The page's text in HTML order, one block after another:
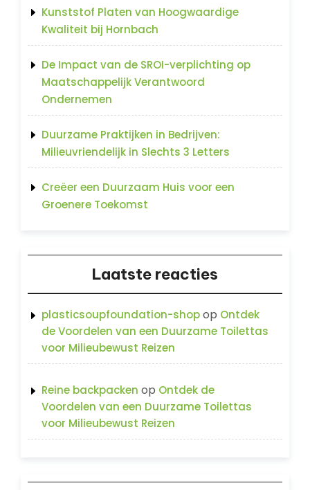
Kunststof Platen van Hoogwaardige
Kwaliteit bij Hornbach
De Impact van de SROI-verplichting op
Maatschappelijk Verantwoord
Ondernemen
Duurzame Praktijken in Bedrijven:
Milieuvriendelijk in Slechts 3 Letters
Creëer een Duurzaam Huis voor een
Groenere Toekomst
Laatste reacties
plasticsoupfoundation-shopop Ontdek
de Voordelen van een Duurzame Toilettas
voor Milieubewust Reizen
Reine backpacken op Ontdek de
Voordelen van een Duurzame Toilettas
voor Milieubewust Reizen